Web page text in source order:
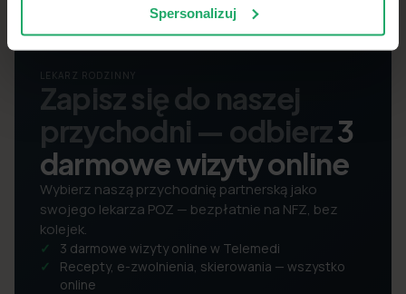
Spersonalizuj
LEKARZ RODZINNY
Zapisz się do naszej
przychodni — odbierz3
darmowe wizyty online
Wybierz naszą przychodnię partnerską jako
swojego lekarza POZ — bezpłatnie na NFZ, bez
kolejek.
3 darmowe wizyty online w Telemedi
Recepty, e-zwolnienia, skierowania — wszystko
online